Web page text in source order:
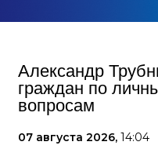
Александр
граждан по
вопросам
07 августа 2026, 14:04